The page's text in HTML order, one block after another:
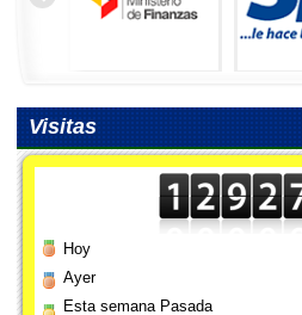
Visitas
Hoy
Ayer
Esta semana Pasada